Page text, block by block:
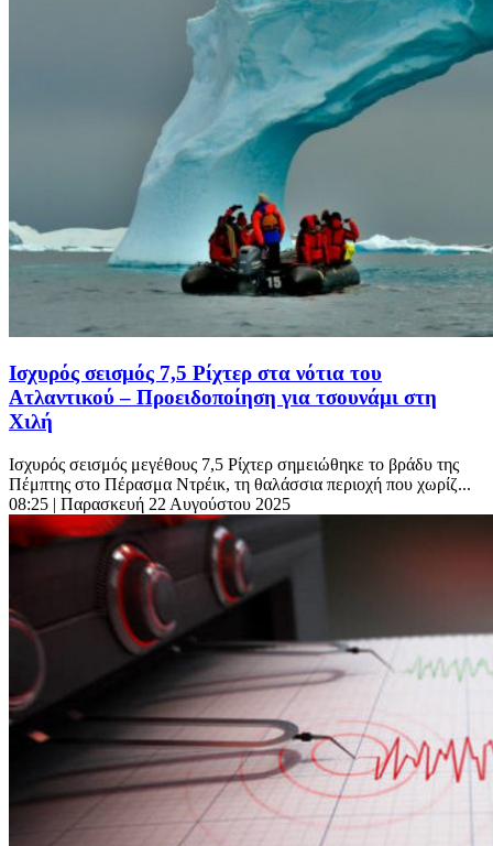
Ισχυρός σεισμός 7,5 Ρίχτερ στα νότια του
Ατλαντικού – Προειδοποίηση για τσουνάμι στη
Χιλή
Ισχυρός σεισμός μεγέθους 7,5 Ρίχτερ σημειώθηκε το βράδυ της
Πέμπτης στο Πέρασμα Ντρέικ, τη θαλάσσια περιοχή που χωρίζ...
08:25 | Παρασκευή 22 Αυγούστου 2025